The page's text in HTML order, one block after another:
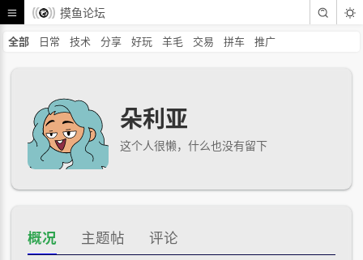
摸鱼论坛
全部 日常 技术 分享 好玩 羊毛 交易 拼车 推广
朵利亚
这个人很懒，什么也没有留下
概况 主题帖 评论